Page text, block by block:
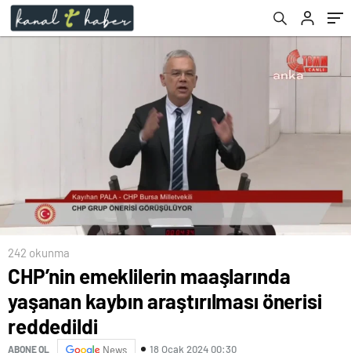
242 okunma
CHP’nin emeklilerin maaşlarında
yaşanan kaybın araştırılması önerisi
reddedildi
ABONE OL News 18 Ocak 2024 00:30